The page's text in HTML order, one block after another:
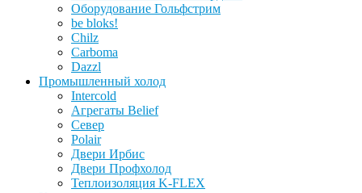
Оборудование Гольфстрим
be bloks!
Chilz
Carboma
Dazzl
Промышленный холод
Intercold
Агрегаты Belief
Север
Polair
Двери Ирбис
Двери Профхолод
Теплоизоляция K-FLEX